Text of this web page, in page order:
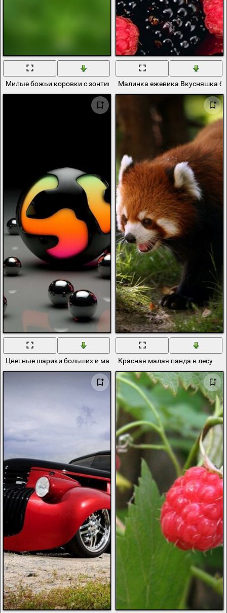
Милые божьи коровки с зонтикамиМалинка ежевика Вкусняшка
Цветные шарики больших и малых размеровКрасная малая панда в лесу